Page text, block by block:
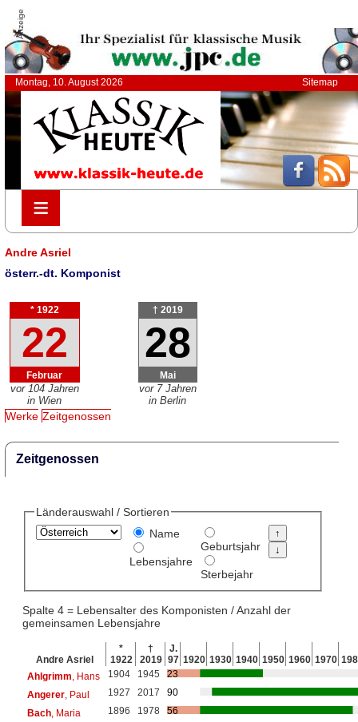
Anzeige
Montag, 10. August 2026 Sitemap
≡
≡
Andre Asriel
österr.-dt. Komponist
* 1922
22
Februar
vor 104 Jahren
in Wien
† 2019
28
Mai
vor 7 Jahren
in Berlin
Werke Zeitgenossen
Zeitgenossen
Länderauswahl / Sortieren
Name
Lebensjahre
Geburtsjahr
Sterbejahr
Spalte 4 = Lebensalter des Komponisten / Anzahl der
gemeinsamen Lebensjahre
Andre Asriel
*
1922
†
2019
J.
97 1920 1930 1940 1950 1960 1970
Ahlgrimm , Hans 1904 1945
23
Angerer, Paul 1927 2017
90
Bach, Maria 1896 1978
56